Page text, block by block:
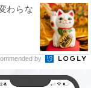
わらな
by